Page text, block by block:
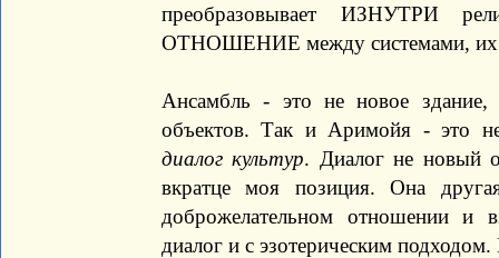
преобразовывает ИЗНУТРИ
ОТНОШЕНИЕ между системами,
Ансамбль - это не новое
объектов. Так и Аримойя - это
диалог культур. Диалог не
вкратце моя позиция. Она
доброжелательном отношении и
диалог и с эзотерическим